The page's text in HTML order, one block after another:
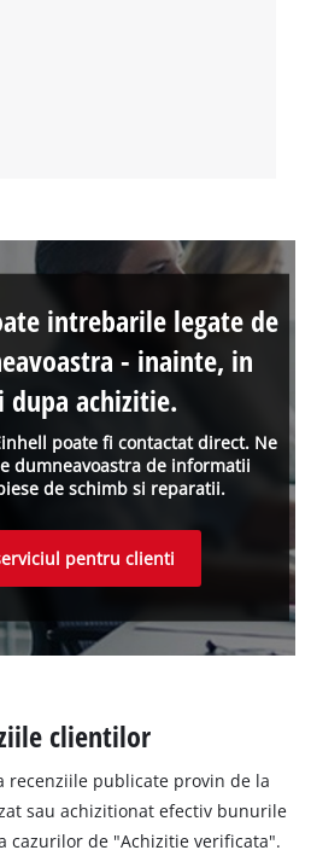
poate fi contactat direct. Ne
dumneavoastra de informatii
de schimb si reparatii.
intrebarile legate de
- inainte, in
achizitie.
pentru clienti
clientilor
recenziile publicate provin de la
sau achizitionat efectiv bunurile
cazurilor de "Achizitie verificata".